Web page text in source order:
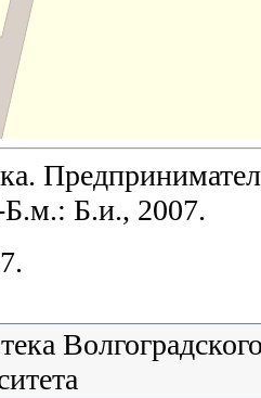
Б.и., 2007.